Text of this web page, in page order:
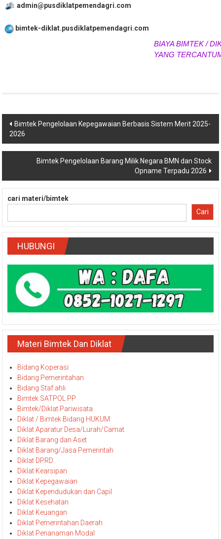
admin@pusdiklatpemendagri.com
bimtek-diklat.pusdiklatpemendagri.com
BIAYA BIMTEK /
YANG
Navigasi
pos
Bimtek Pengelolaan Kepegawaian Berbasis Sistem Merit 2025-
2026
Bimtek Pengelolaan Barang Milik Negara BMN dan Stock
Opname Terpadu 2026
cari materi/bimtek
Cari
HUBUNGI
Materi Bimtek Dan Diklat
Bidang Koperasi
Bidang Pemerintahan
Bidang Staf ahli
Bimtek SATPOL PP
Bimtek/Diklat Pariwisata
Diklat / Bimtek Bidang HUKUM
Diklat Aparatur Desa/Lurah/Camat
Diklat Barang dan Aset
Diklat Barang/Jasa Pemerintah
Diklat DPRD
Diklat Kearsipan
Diklat Kepegawaian
Diklat Kependudukan dan Capil
Diklat Kesehatan
Diklat Keuangan
Diklat Pemerintahan Daerah
Diklat Penanaman Modal